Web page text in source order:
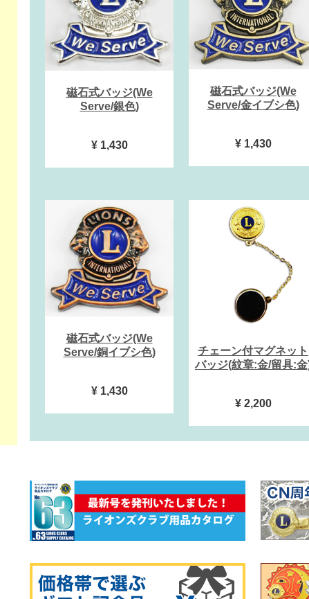
磁石式バッジ(We
Serve/銀色)
¥ 1,430
磁石式バッジ(We
Serve/金イブシ色)
¥ 1,430
磁石式バッジ(We
Serve/銅イブシ色)
¥ 1,430
チェーン付マグネット
バッジ(紋章:金/留具:
¥ 2,200